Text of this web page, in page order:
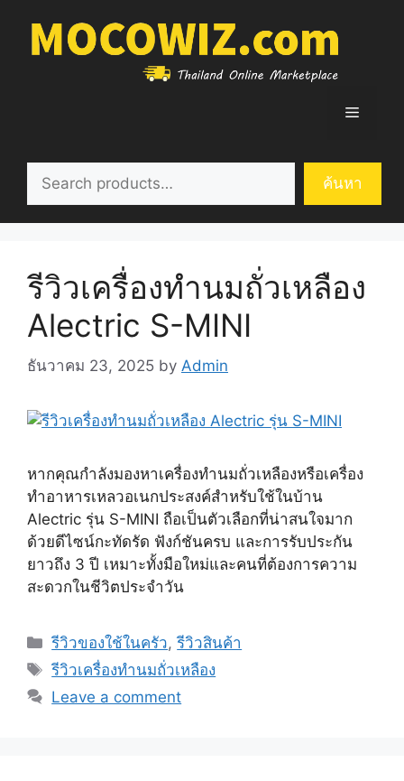
content
Menu
ค้นหา
รีวิวเครื่องทำนมถั่วเหลือง
Alectric S-MINI
ธันวาคม 23, 2025 by Admin
หากคุณกำลังมองหาเครื่องทำนมถั่วเหลืองหรือเครื่อง
ทำอาหารเหลวอเนกประสงค์สำหรับใช้ในบ้าน
Alectric รุ่น S-MINI ถือเป็นตัวเลือกที่น่าสนใจมาก
ด้วยดีไซน์กะทัดรัด ฟังก์ชันครบ และการรับประกัน
ยาวถึง 3 ปี เหมาะทั้งมือใหม่และคนที่ต้องการความ
สะดวกในชีวิตประจำวัน
Categories
รีวิวของใช้ในครัว,รีวิวสินค้า
Tags
รีวิวเครื่องทำนมถั่วเหลือง
Leave a comment